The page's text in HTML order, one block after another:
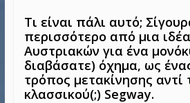
Τι είναι πάλι αυτό;
περισσότερο από μια
Αυστριακών για ένα
διαβάσατε) όχημα, ως
τρόπος μετακίνησης αντί
κλασσικού(;) Segway.